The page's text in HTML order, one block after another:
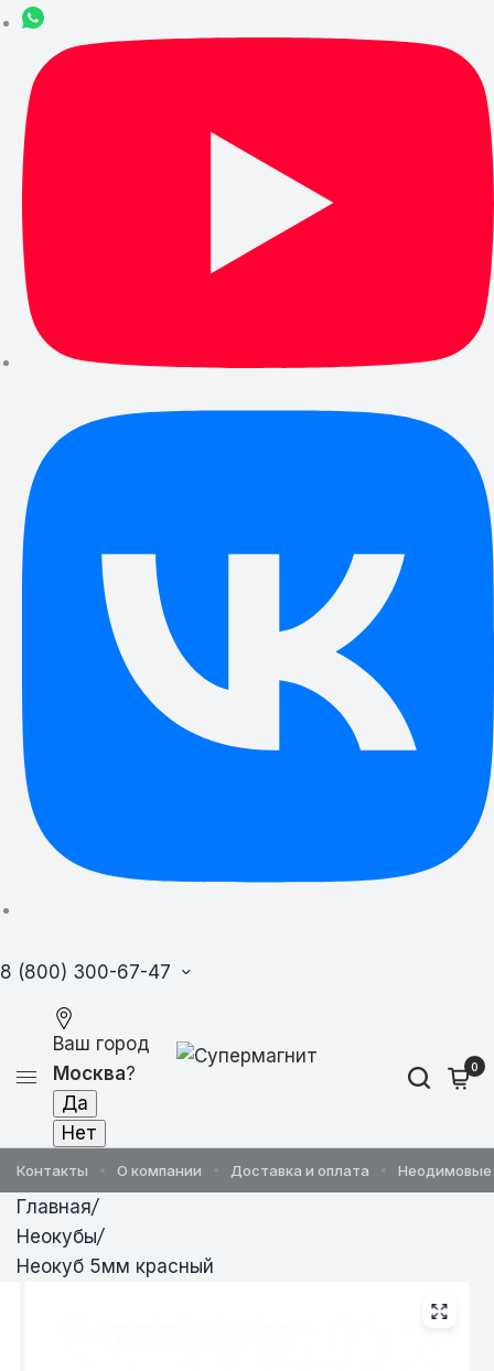
8 (800) 300-67-47
Ваш город
Москва? 0
Контакты О компании Доставка и оплата
Главная/
Неокубы/
Неокуб 5мм красный